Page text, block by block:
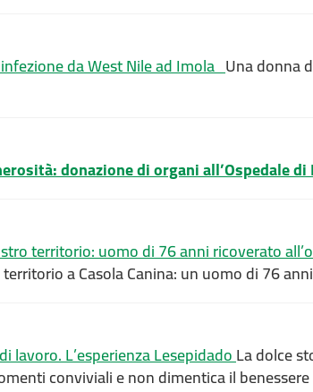
da West Nile ad Imola Una donna
donazione di organi all’Ospedale di
territorio: uomo di 76 anni ricoverato
a Casola Canina: un uomo di 76
lavoro. L’esperienza LesepidadoLa dolce
conviviali e non dimentica il